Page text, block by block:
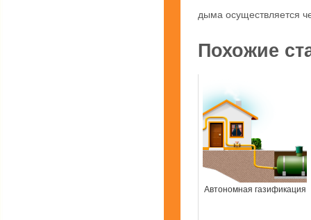
дыма осуществляется
Похожие
Автономная газификация